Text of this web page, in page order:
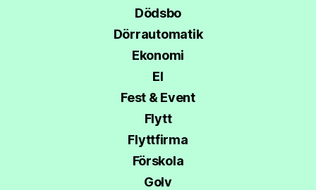
Dödsbo
Dörrautomatik
Ekonomi
El
Fest & Event
Flytt
Flyttfirma
Förskola
Golv